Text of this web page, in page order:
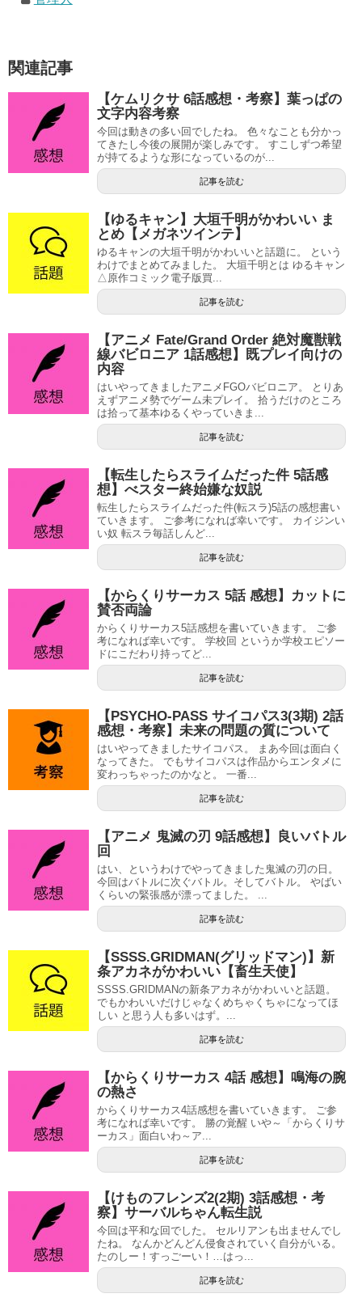
関連記事
【ケムリクサ 6話感想・考察】葉っぱの
文字内容考察
今回は動きの多い回でしたね。 色々なことも分かっ
てきたし今後の展開が楽しみです。 すこしずつ希望
が持てるような形になっているのが...
記事を読む
【ゆるキャン】大垣千明がかわいい ま
とめ【メガネツインテ】
ゆるキャンの大垣千明がかわいいと話題に。 という
わけでまとめてみました。 大垣千明とは ゆるキャン
△原作コミック電子版買...
記事を読む
【アニメ Fate/Grand Order 絶対魔獣戦
線バビロニア 1話感想】既プレイ向けの
内容
はいやってきましたアニメFGOバビロニア。 とりあ
えずアニメ勢でゲーム未プレイ。 拾うだけのところ
は拾って基本ゆるくやっていきま...
記事を読む
【転生したらスライムだった件 5話感
想】べスター終始嫌な奴説
転生したらスライムだった件(転スラ)5話の感想書い
ていきます。 ご参考になれば幸いです。 カイジンい
い奴 転スラ毎話しんど...
記事を読む
【からくりサーカス 5話 感想】カットに
賛否両論
からくりサーカス5話感想を書いていきます。 ご参
考になれば幸いです。 学校回 というか学校エピソー
ドにこだわり持ってど...
記事を読む
【PSYCHO-PASS サイコパス3(3期) 2話
感想・考察】未来の問題の質について
はいやってきましたサイコパス。 まあ今回は面白く
なってきた。 でもサイコパスは作品からエンタメに
変わっちゃったのかなと。 一番...
記事を読む
【アニメ 鬼滅の刃 9話感想】良いバトル
回
はい、というわけでやってきました鬼滅の刃の日。
今回はバトルに次ぐバトル。そしてバトル。 やばい
くらいの緊張感が漂ってました。 ...
記事を読む
【SSSS.GRIDMAN(グリッドマン)】新
条アカネがかわいい【畜生天使】
SSSS.GRIDMANの新条アカネがかわいいと話題。
でもかわいいだけじゃなくめちゃくちゃになってほ
しい と思う人も多いはず。...
記事を読む
【からくりサーカス 4話 感想】鳴海の腕
の熱さ
からくりサーカス4話感想を書いていきます。 ご参
考になれば幸いです。 勝の覚醒 いや～「からくりサ
ーカス」面白いわ～ア...
記事を読む
【けものフレンズ2(2期) 3話感想・考
察】サーバルちゃん転生説
今回は平和な回でした。 セルリアンも出ませんでし
たね。 なんかどんどん侵食されていく自分がいる。
たのしー！すっごーい！…はっ...
記事を読む